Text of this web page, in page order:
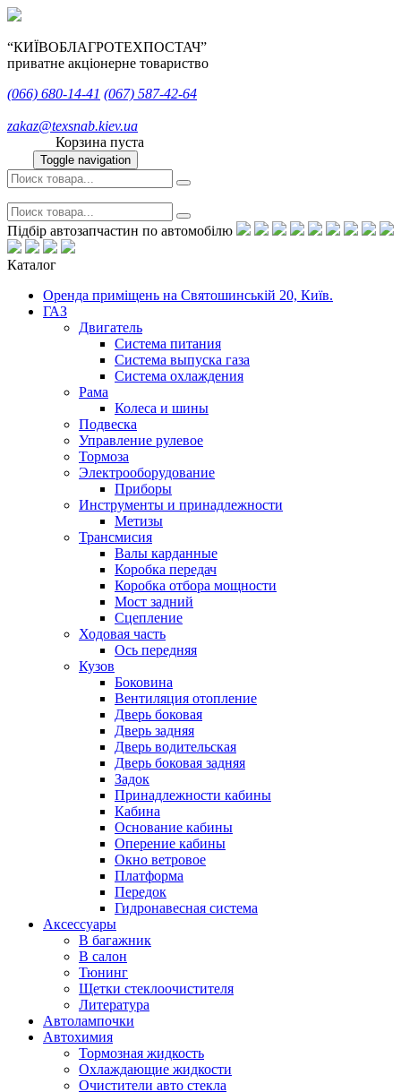
“КИЇВОБЛАГРОТЕХПОСТАЧ”
приватне акціонерне товариство
(066) 680-14-41 (067) 587-42-64
zakaz@texsnab.kiev.ua
Корзина пуста
Toggle navigation
Підбір автозапчастин по автомобілю
Каталог
Оренда приміщень на Святошинській 20, Київ.
ГАЗ
Двигатель
Система питания
Система выпуска газа
Система охлаждения
Рама
Колеса и шины
Подвеска
Управление рулевое
Тормоза
Электрооборудование
Приборы
Инструменты и принадлежности
Метизы
Трансмисия
Валы карданные
Коробка передач
Коробка отбора мощности
Мост задний
Сцепление
Ходовая часть
Ось передняя
Кузов
Боковина
Вентиляция отопление
Дверь боковая
Дверь задняя
Дверь водительская
Дверь боковая задняя
Задок
Принадлежности кабины
Кабина
Основание кабины
Оперение кабины
Окно ветровое
Платформа
Передок
Гидронавесная система
Аксессуары
В багажник
В салон
Тюнинг
Щетки стеклоочистителя
Литература
Автолампочки
Автохимия
Тормозная жидкость
Охлаждающие жидкости
Очистители авто стекла